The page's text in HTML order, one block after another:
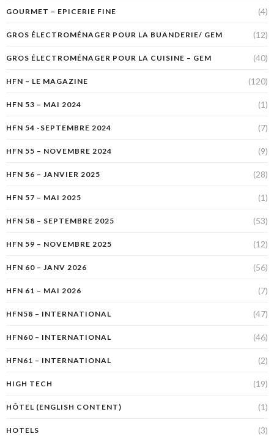
GOURMET – EPICERIE FINE (4)
GROS ÉLECTROMÉNAGER POUR LA BUANDERIE/ GEM (12)
GROS ÉLECTROMÉNAGER POUR LA CUISINE – GEM (40)
HFN – LE MAGAZINE (120)
HFN 53 – MAI 2024 (1)
HFN 54 -SEPTEMBRE 2024 (7)
HFN 55 – NOVEMBRE 2024 (9)
HFN 56 – JANVIER 2025 (28)
HFN 57 – MAI 2025 (1)
HFN 58 – SEPTEMBRE 2025 (53)
HFN 59 – NOVEMBRE 2025 (12)
HFN 60 – JANV 2026 (56)
HFN 61 – MAI 2026 (7)
HFN58 – INTERNATIONAL (47)
HFN60 – INTERNATIONAL (46)
HFN61 – INTERNATIONAL (2)
HIGH TECH (19)
HÔTEL (ENGLISH CONTENT) (1)
HOTELS (3)